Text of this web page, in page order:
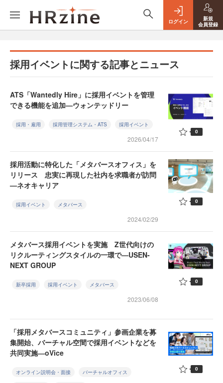
ログイン
新規
会員登録
採用イベントに関する記事とニュース
ATS「Wantedly Hire」に採用イベントを管理
できる機能を追加—ウォンテッドリー
採用・雇用 採用管理システム・ATS 採用イベント
2026/04/17
0
採用活動に特化した「メタバースオフィス」を
リリース 忠実に再現した社内を求職者が訪問
—ネオキャリア
採用イベント メタバース
2024/02/29
0
メタバース採用イベントを実施 Z世代向けの
リクルーティングスタイルの一環で—USEN-
NEXT GROUP
新卒採用 採用イベント メタバース
2023/06/08
0
「採用メタバースコミュニティ」参画企業を募
集開始、バーチャル空間で採用イベントなどを
共同実施―oVice
オンライン説明会・面接 バーチャルオフィス 0